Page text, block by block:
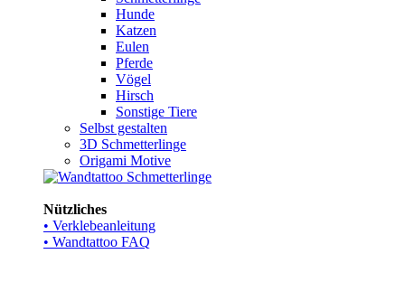
Hunde
Katzen
Eulen
Pferde
Vögel
Hirsch
Sonstige Tiere
Selbst gestalten
3D Schmetterlinge
Origami Motive
Nützliches
• Verklebeanleitung
• Wandtattoo FAQ